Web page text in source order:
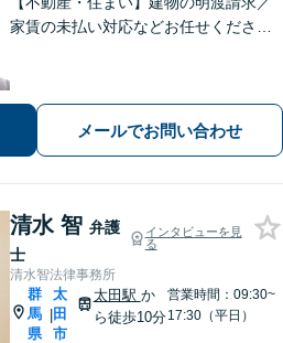
家賃の未払い対応などお任せくださ
気軽にご相談ください。
メールでお問い合わせ
清水 智 弁護
士
インタビューを見
る
清水智法律事務所
群
馬
県
|
太
田
市
太田駅 か
ら徒歩10分
営業時間：09:30~
17:30（平日）